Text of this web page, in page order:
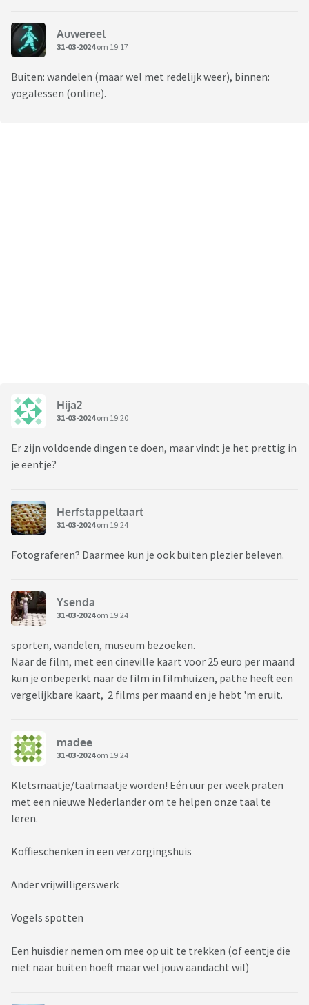
Auwereel
31-03-2024om 19:17
Buiten: wandelen (maar wel met redelijk weer), binnen:
yogalessen (online).
Hija2
31-03-2024om 19:20
Er zijn voldoende dingen te doen, maar vindt je het prettig in
je eentje?
Herfstappeltaart
31-03-2024om 19:24
Fotograferen? Daarmee kun je ook buiten plezier beleven.
Ysenda
31-03-2024om 19:24
sporten, wandelen, museum bezoeken.
Naar de film, met een cineville kaart voor 25 euro per maand
kun je onbeperkt naar de film in filmhuizen, pathe heeft een
vergelijkbare kaart, 2 films per maand en je hebt 'm eruit.
madee
31-03-2024om 19:24
Kletsmaatje/taalmaatje worden! Eén uur per week praten
met een nieuwe Nederlander om te helpen onze taal te
leren.
Koffieschenken in een verzorgingshuis
Ander vrijwilligerswerk
Vogels spotten
Een huisdier nemen om mee op uit te trekken (of eentje die
niet naar buiten hoeft maar wel jouw aandacht wil)